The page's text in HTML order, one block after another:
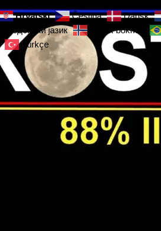
Hrvatski Čeština‎
Dansk
Македонски јазик
Norsk bokmål
Türkçe